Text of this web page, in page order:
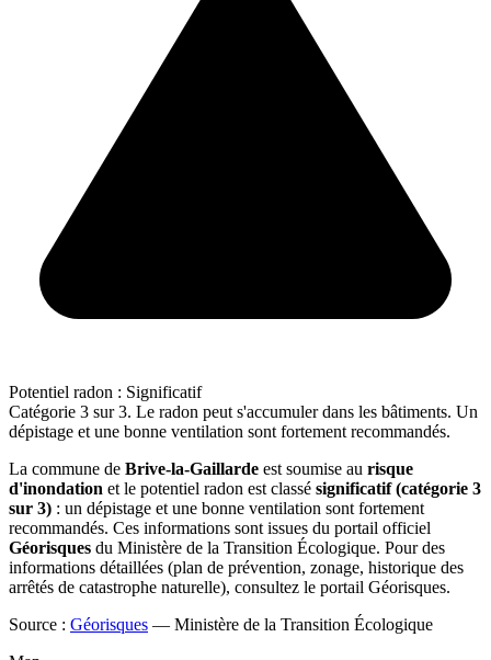
Potentiel radon : Significatif
Catégorie 3 sur 3. Le radon peut s'accumuler dans les bâtiments. Un
dépistage et une bonne ventilation sont fortement recommandés.
La commune de Brive-la-Gaillarde est soumise au risque
d'inondation et le potentiel radon est classé significatif (catégorie 3
sur 3) : un dépistage et une bonne ventilation sont fortement
recommandés. Ces informations sont issues du portail officiel
Géorisques du Ministère de la Transition Écologique. Pour des
informations détaillées (plan de prévention, zonage, historique des
arrêtés de catastrophe naturelle), consultez le portail Géorisques.
Source : Géorisques — Ministère de la Transition Écologique